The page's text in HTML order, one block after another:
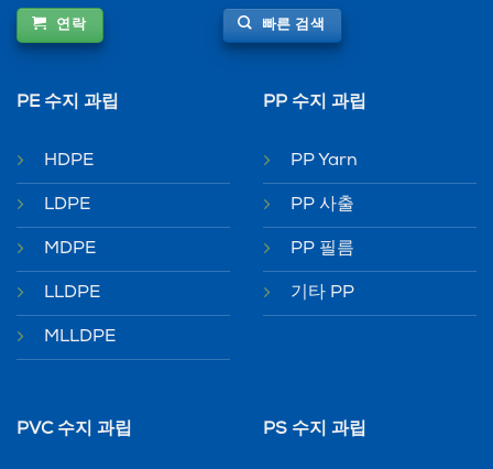
연락 빠른 검색
PE 수지 과립
HDPE
LDPE
MDPE
LLDPE
MLLDPE
PP 수지 과립
PP Yarn
PP 사출
PP 필름
기타 PP
PVC 수지 과립 PS 수지 과립